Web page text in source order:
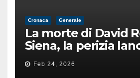
Cronaca Generale
La morte di David
Siena, la perizia
di un’intimidazione
male
Feb 24, 2026